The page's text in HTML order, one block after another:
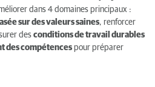
dans 4 domaines principaux :
sur des valeurs saines, renforcer
des conditions de travail durables
des compétences pour préparer